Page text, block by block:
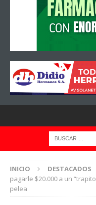
INICIO DESTACADOS
pagarle $20.000 a un
pelea